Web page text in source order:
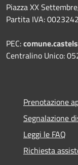
Piazza XX
Partita IVA:
PEC:
Centralino Unico:
Prenotazione
Segnalazione
Leggi le FAQ
Richiesta